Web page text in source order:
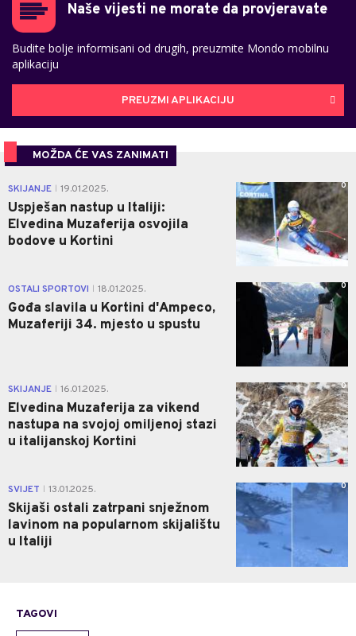
Naše vijesti ne morate da provjeravate
Budite bolje informisani od drugih, preuzmite Mondo mobilnu
aplikaciju
PREUZMI APLIKACIJU
MOŽDA ĆE VAS ZANIMATI
SKIJANJE 19.01.2025.
Uspješan nastup u Italiji:
Elvedina Muzaferija osvojila
bodove u Kortini
0
OSTALI SPORTOVI 18.01.2025.
Gođa slavila u Kortini d'Ampeco,
Muzaferiji 34. mjesto u spustu
0
SKIJANJE 16.01.2025.
Elvedina Muzaferija za vikend
nastupa na svojoj omiljenoj stazi
u italijanskoj Kortini
0
SVIJET 13.01.2025.
Skijaši ostali zatrpani snježnom
lavinom na popularnom skijalištu
u Italiji
0
TAGOVI